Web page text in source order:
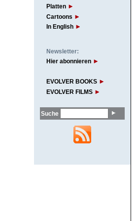
Platten
Cartoons
In English
Newsletter:
Hier abonnieren
EVOLVER BOOKS
EVOLVER FILMS
Suche